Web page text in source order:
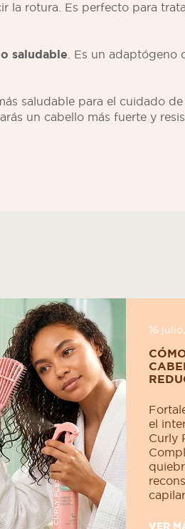
la rotura. Es perfecto para
saludable . Es un adaptógeno
saludable para el cuidado
un cabello más fuerte y
16
el
Curly
VER